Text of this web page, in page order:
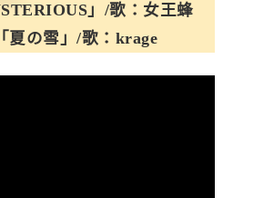
」/歌：女王蜂
夏の雪」/歌：krage